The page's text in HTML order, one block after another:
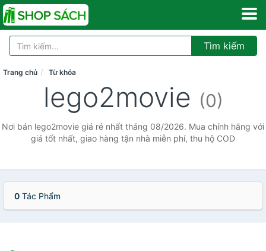
Tìm kiếm
Trang chủ Từ khóa
lego2movie (0)
Nơi bán lego2movie giá rẻ nhất tháng 08/2026. Mua chính hãng với
giá tốt nhất, giao hàng tận nhà miễn phí, thu hộ COD
0 Tác Phẩm